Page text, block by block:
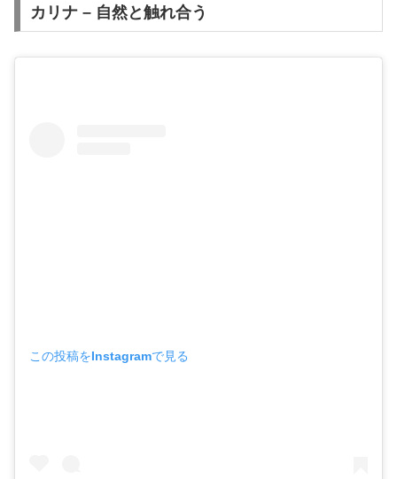
カリナ – 自然と触れ合う
この投稿をInstagramで見る